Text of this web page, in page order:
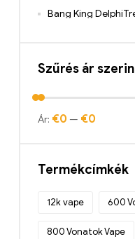
Bang King
Bang King Smart
Crystal Bar 600
Eldobható e-
Szűrés ár
Ár: €0 — €0
Termékcímkék
12k vape 600
800 Vonatok Vape